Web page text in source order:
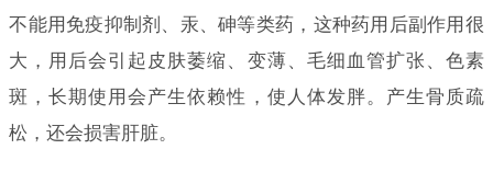
不能用免疫抑制剂、汞、砷等类药，这种药用后副作用很
大，用后会引起皮肤萎缩、变薄、毛细血管扩张、色素
斑，长期使用会产生依赖性，使人体发胖。产生骨质疏
松，还会损害肝脏。